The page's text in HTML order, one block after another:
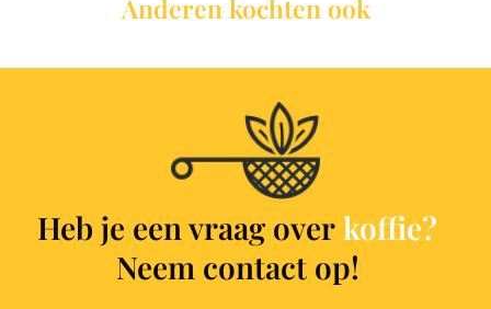
Anderen kochten ook
Heb je een vraag overkofe?
Neem contact op!